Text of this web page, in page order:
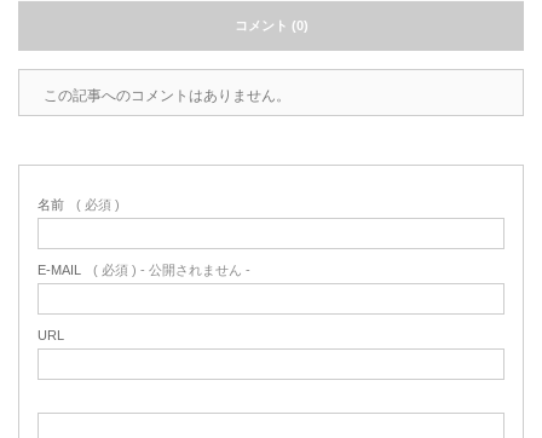
コメント (0)
この記事へのコメントはありません。
名前 ( 必須 )
E-MAIL ( 必須 ) - 公開されません -
URL